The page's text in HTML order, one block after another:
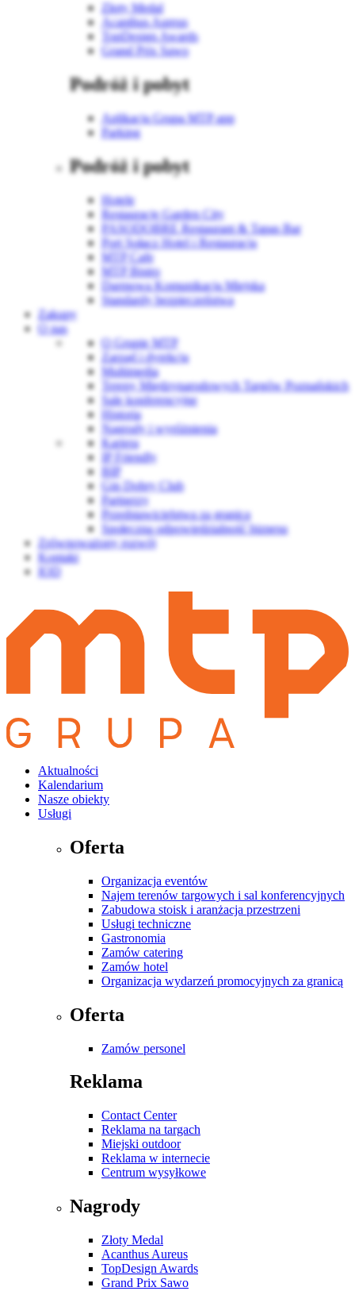
Złoty Medal
Acanthus Aureus
TopDesign Awards
Grand Prix Sawo
Podróż i pobyt
Aplikacja Grupa MTP app
Parking
Podróż i pobyt
Hotele
Restauracje Garden City
PASODOBRE Restaurant & Tapas Bar
Port Sołacz Hotel i Restauracja
MTP Cafe
MTP Bistro
Darmowa Komunikacja Miejska
Standardy bezpieczeństwa
Zakupy
O nas
O Grupie MTP
Zarząd i dyrekcja
Multimedia
Tereny Międzynarodowych Targów Poznańskich
Sale konferencyjne
Historia
Nagrody i wyróżnienia
Kariera
IP Friendly
BIP
Gin Dobry Club
Partnerzy
Przedstawicielstwa za granicą
Społeczna odpowiedzialność biznesu
Zrównoważony rozwój
Kontakt
IOD
Aktualności
Kalendarium
Nasze obiekty
Usługi
Oferta
Organizacja eventów
Najem terenów targowych i sal konferencyjnych
Zabudowa stoisk i aranżacja przestrzeni
Usługi techniczne
Gastronomia
Zamów catering
Zamów hotel
Organizacja wydarzeń promocyjnych za granicą
Oferta
Zamów personel
Reklama
Contact Center
Reklama na targach
Miejski outdoor
Reklama w internecie
Centrum wysyłkowe
Nagrody
Złoty Medal
Acanthus Aureus
TopDesign Awards
Grand Prix Sawo